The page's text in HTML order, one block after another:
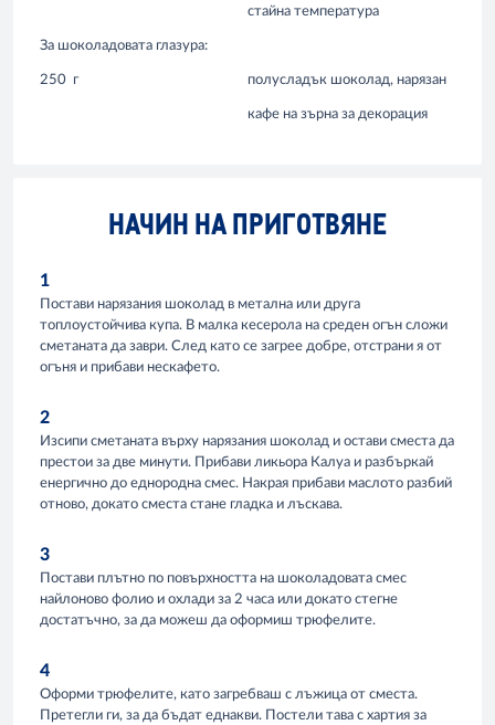
стайна температура
За шоколадовата глазура:
250 г полусладък шоколад, нарязан
кафе на зърна за декорация
НАЧИН НА ПРИГОТВЯНЕ
1
Постави нарязания шоколад в метална или друга
топлоустойчива купа. В малка кесерола на среден огън сложи
сметаната да заври. След като се загрее добре, отстрани я от
огъня и прибави нескафето.
2
Изсипи сметаната върху нарязания шоколад и остави сместа да
престои за две минути. Прибави ликьора Калуа и разбъркай
енергично до еднородна смес. Накрая прибави маслото разбий
отново, докато сместа стане гладка и лъскава.
3
Постави плътно по повърхността на шоколадовата смес
найлоново фолио и охлади за 2 часа или докато стегне
достатъчно, за да можеш да оформиш трюфелите.
4
Оформи трюфелите, като загребваш с лъжица от сместа.
Претегли ги, за да бъдат еднакви. Постели тава с хартия за